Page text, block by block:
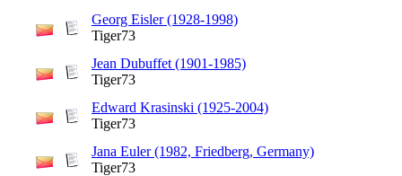
Georg Eisler (1928-1998)
Tiger73
Jean Dubuffet (1901-1985)
Tiger73
Edward Krasinski (1925-2004)
Tiger73
Jana Euler (1982, Friedberg, Germany)
Tiger73